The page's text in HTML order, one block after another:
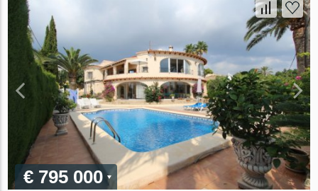
€ 795 000